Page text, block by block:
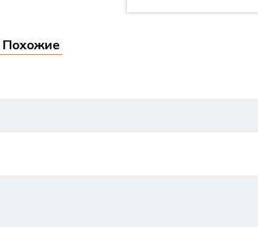
Похожие